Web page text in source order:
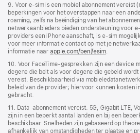
9. Voor e‑sim is een mobiel abonnement vereist
beperkingen voor het overstappen naar een
roaming, zelfs na beëindiging van het
netwerkaanbieders bieden ondersteuning voor
providers een iPhone aanschaft, is e-sim
voor meer informatie contact op met je
informatie naarapple.com/benl/esim.
10. Voor FaceTime-gesprekken zijn een device
degene die belt als voor degene die gebeld
vereist. Beschikbaarheid via
beleid van de provider; hiervoor kunnen kosten
gebracht.
11. Data-abonnement vereist. 5G, Gigabit LTE,
zijn in een beperkt aantal landen en bij een
beschikbaar. Snelheden zijn gebaseerd op
afhankelijk van omstandigheden ter plaatse en